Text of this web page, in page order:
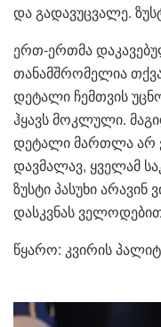
და გადავუცვალე.
ერთ-ერთმა
თანამშრომელია
დეტალი ჩემთვის
ჰყავს მოკლული.
დეტალი მართლა არ
დავმალავ, ყველამ
ზუსტი პასუხი არავინ
დასკვნას ველოდებით
წყარო: კვირის